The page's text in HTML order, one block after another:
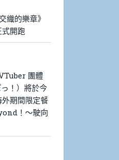
織的樂章》
開跑
團體
！）將於今
期間限定餐
！～駛向